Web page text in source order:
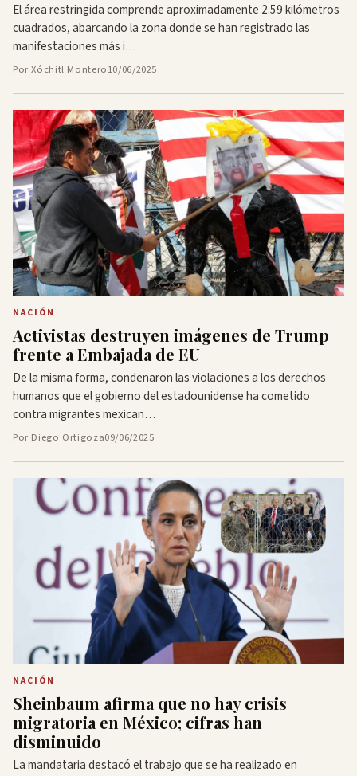
El área restringida comprende aproximadamente 2.59 kilómetros
cuadrados, abarcando la zona donde se han registrado las
manifestaciones más i…
Por Xóchitl Montero10/06/2025
NACIÓN
Activistas destruyen imágenes de Trump
frente a Embajada de EU
De la misma forma, condenaron las violaciones a los derechos
humanos que el gobierno del estadounidense ha cometido
contra migrantes mexican…
Por Diego Ortigoza09/06/2025
NACIÓN
Sheinbaum afirma que no hay crisis
migratoria en México; cifras han
disminuido
La mandataria destacó el trabajo que se ha realizado en